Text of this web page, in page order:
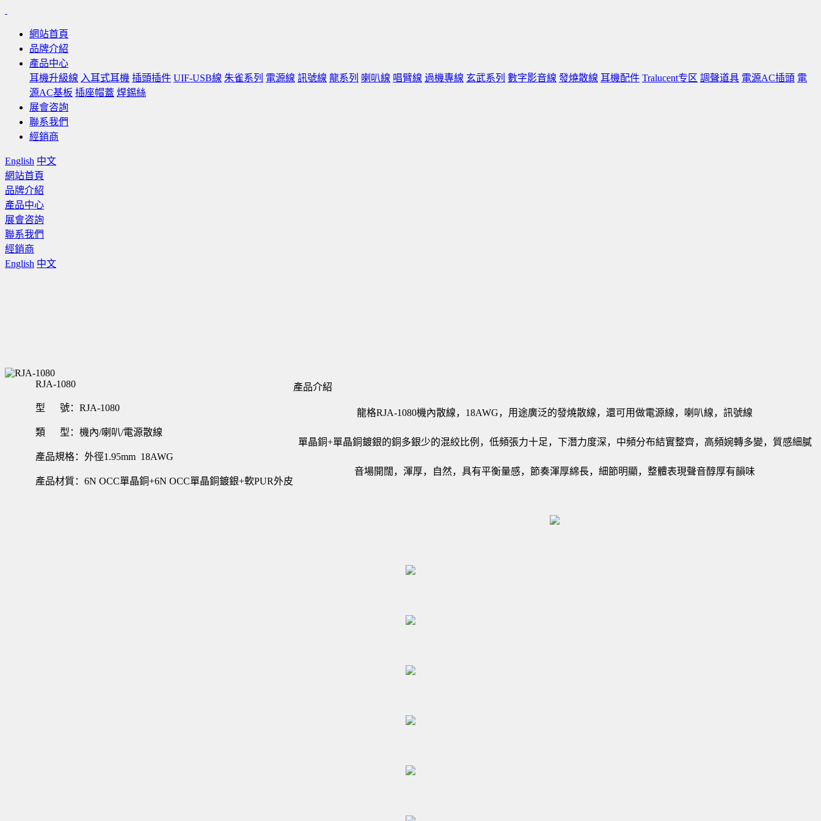
網站首頁
品牌介紹
產品中心
耳機升級線 入耳式耳機 插頭插件 UIF-USB線 朱雀系列 電源線 訊號線 龍系列 喇叭線 唱臂線 過機專線 玄武系列 數字影音線 發燒散線 耳機配件 Tralucent专区 調聲道具 電源AC插頭 電
源AC基板 插座帽蓋 焊錫絲
展會咨詢
聯系我們
經銷商
English 中文
網站首頁
品牌介紹
產品中心
展會咨詢
聯系我們
經銷商
English 中文
RJA-1080
型 號：RJA-1080
類 型：機內/喇叭/電源散線
產品規格：外徑1.95mm 18AWG
產品材質：6N OCC單晶銅+6N OCC單晶銅鍍銀+軟PUR外皮
產品介紹
龍格RJA-1080機內散線，18AWG，用途廣泛的發燒散線，還可用做電源線，喇叭線，訊號線
單晶銅+單晶銅鍍銀的銅多銀少的混絞比例，低頻張力十足，下潛力度深，中頻分布結實整齊，高頻婉轉多變，質感細膩
音場開闊，渾厚，自然，具有平衡量感，節奏渾厚綿長，細節明顯，整體表現聲音醇厚有韻味